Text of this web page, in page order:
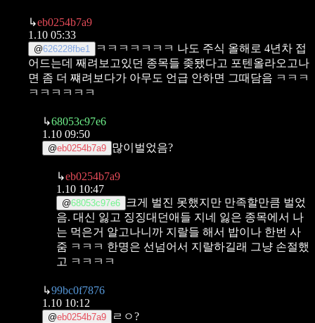
↳eb0254b7a9
1.10 05:33
@626228fbe1
ㅋㅋㅋㅋㅋㅋㅋ 나도 주식 올해로 4년차 접
어드는데 째려보고있던 종목들 좆됐다고 포텐올라오고나
면 좀 더 쨰려보다가 아무도 언급 안하면 그때담음 ㅋㅋㅋ
ㅋㅋㅋㅋㅋㅋ
↳68053c97e6
1.10 09:50
@eb0254b7a9 많이벌었음?
↳eb0254b7a9
1.10 10:47
@68053c97e6
크게 벌진 못했지만 만족할만큼 벌었
음. 대신 잃고 징징대던애들 지네 잃은 종목에서 나
는 먹은거 알고나니까 지랄들 해서 밥이나 한번 사
줌 ㅋㅋㅋ 한명은 선넘어서 지랄하길래 그냥 손절했
고 ㅋㅋㅋㅋ
↳99bc0f7876
1.10 10:12
@eb0254b7a9 ㄹㅇ?